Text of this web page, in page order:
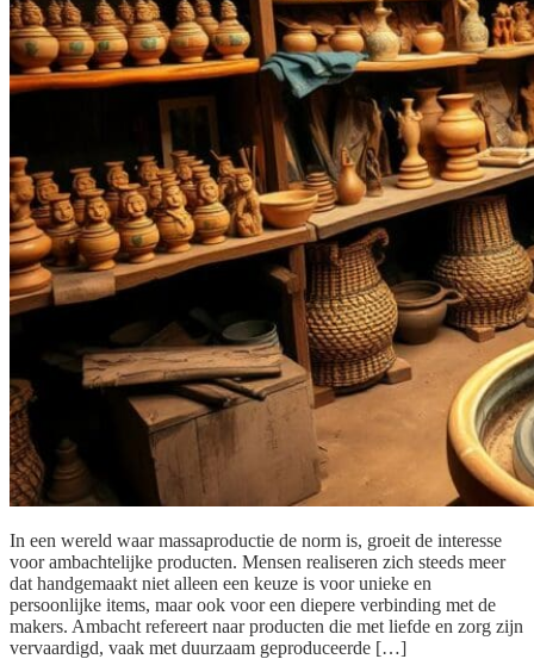
In een wereld waar massaproductie de norm is, groeit de interesse
voor ambachtelijke producten. Mensen realiseren zich steeds meer
dat handgemaakt niet alleen een keuze is voor unieke en
persoonlijke items, maar ook voor een diepere verbinding met de
makers. Ambacht refereert naar producten die met liefde en zorg zijn
vervaardigd, vaak met duurzaam geproduceerde […]